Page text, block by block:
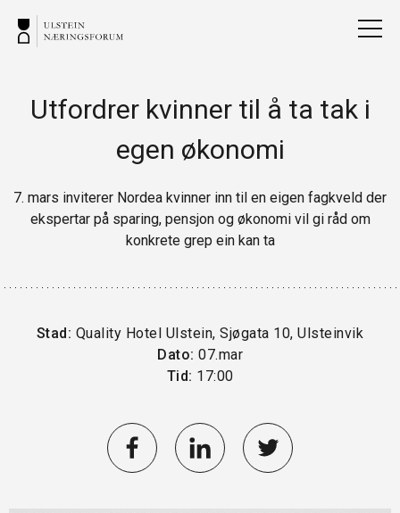
Utfordrer kvinner til å ta tak i
egen økonomi
7. mars inviterer Nordea kvinner inn til en eigen fagkveld der
ekspertar på sparing, pensjon og økonomi vil gi råd om
konkrete grep ein kan ta
Stad: Quality Hotel Ulstein, Sjøgata 10, Ulsteinvik
Dato: 07.mar
Tid: 17:00